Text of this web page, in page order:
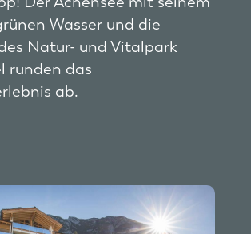
Wasser und die
Natur- und Vitalpark
runden das
ab.